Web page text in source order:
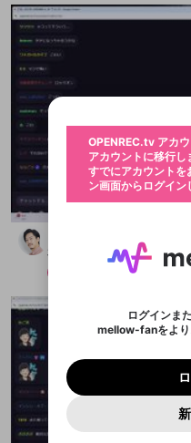
布団ちゃん
2025/10/19
ブレイ
ライブ配信中に休憩す
を表示することができ
ユーザーの視聴環境
ができない場合があ
詳しくはこちら
アプリで
ば、通知をもれなく受
インストール
すでにアカウント
新
メールア
Appleで
@
次にお進みください。
こちらから
ロ
メールア
Apple
ロ
パスワードを忘れた方
アカウントをお持ちで
OPENREC.tv アカ
アカウントに移行し
すでにアカウントを
ン画面からログイン
ログインま
mellow-fanをより
登録したメールアドレ
入力していた
スに、パスワ
のでご確認く
年
生年月は登録後に変更
お住まいの地域
ご登録いただいた情
として使用いたします
一部サービスをご利
登録が必要です。
認証コ
メイン及び
定に含まれていない
セッションの
プレミ
不適切なユー
すか？
問題を選択して
わいせつな表現
著作権の侵害
なりすまし行為
報告された問題につい
どうかをスタッフが確認
用することは、利用規
サブ
Discordアカウ
Discordアカウ
Discordは第三者が提供す
mellow-fanとは関わりが
問い合わせにはお答えす
様変更により、限定コミ